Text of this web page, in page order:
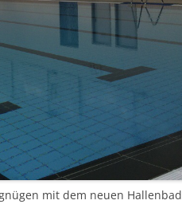
mit dem neuen Hallenbad